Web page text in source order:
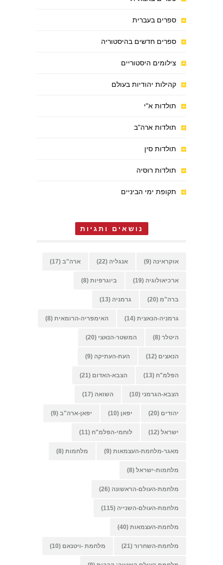
ספרים בעברית
ספרים חדשים בהיסטוריה
צילומים היסטוריים
קהילות יהודיות בעולם
תולדות א"י
תולדות ארה"ב
תולדות סין
תולדות רוסיה
תקופת ימי הביניים
נושאים ותגיות
אוקראינה (9) אנגליה (22) ארה"ב (17)
ארכיאולוגיה (19) ביוגרפיות (8)
ברה"מ (20) גרמניה (13)
גרמניה-הנאצית (14) האימפריה-הרומאית (8)
היטלר (8) המשטר-הנאצי (20)
הנאצים (12) העת-העתיקה (9)
הפלמ"ח (13) הצבא-האדום (21)
הצבא-הגרמני (10) השואה (17)
יהודים (20) יפאן (10) יפאן-ארה"ב (9)
ישראל (12) לוחמי-הפלמ"ח (11)
מאגר-מלחמת-העצמאות (9) מלחמות (8)
מלחמות-ישראל (8)
מלחמת-העולם-הראשונה (26)
מלחמת-העולם-השנייה (115)
מלחמת-העצמאות (40)
מלחמת-השחרור (21) מלחמת -ויטנאם (10)